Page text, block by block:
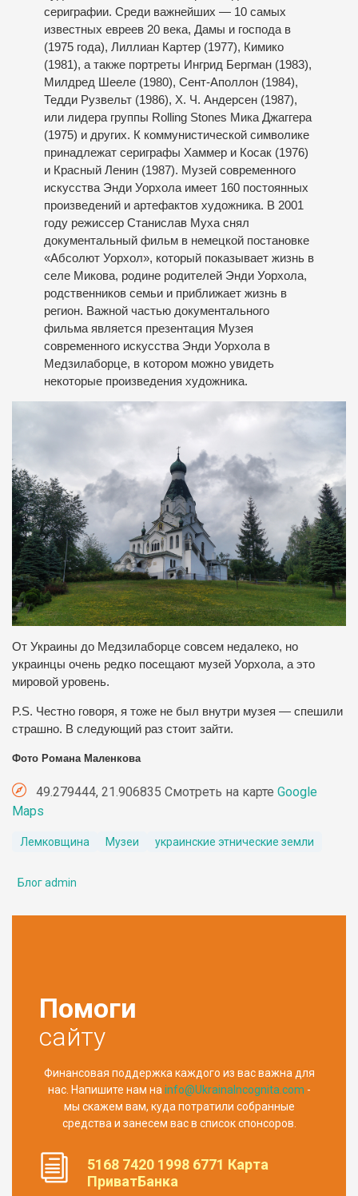
сериграфии. Среди важнейших — 10 самых
известных евреев 20 века, Дамы и господа в
(1975 года), Лиллиан Картер (1977), Кимико
(1981), а также портреты Ингрид Бергман (1983),
Милдред Шееле (1980), Сент-Аполлон (1984),
Тедди Рузвельт (1986), Х. Ч. Андерсен (1987),
или лидера группы Rolling Stones Мика Джаггера
(1975) и других. К коммунистической символике
принадлежат сериграфы Хаммер и Косак (1976)
и Красный Ленин (1987). Музей современного
искусства Энди Уорхола имеет 160 постоянных
произведений и артефактов художника. В 2001
году режиссер Станислав Муха снял
документальный фильм в немецкой постановке
«Абсолют Уорхол», который показывает жизнь в
селе Микова, родине родителей Энди Уорхола,
родственников семьи и приближает жизнь в
регион. Важной частью документального
фильма является презентация Музея
современного искусства Энди Уорхола в
Медзилаборце, в котором можно увидеть
некоторые произведения художника.
От Украины до Медзилаборце совсем недалеко, но
украинцы очень редко посещают музей Уорхола, а это
мировой уровень.
P.S. Честно говоря, я тоже не был внутри музея — спешили
страшно. В следующий раз стоит зайти.
Фото Романа Маленкова
49.279444, 21.906835 Смотреть на карте Google
Maps
Лемковщина Музеи украинские этнические земли
Блог admin
Помоги
сайту
Финансовая поддержка каждого из вас важна для
нас. Напишите нам наinfo@UkrainaIncognita.com -
мы скажем вам, куда потратили собранные
средства и занесем вас в список спонсоров.
5168 7420 1998 6771 Карта
ПриватБанка